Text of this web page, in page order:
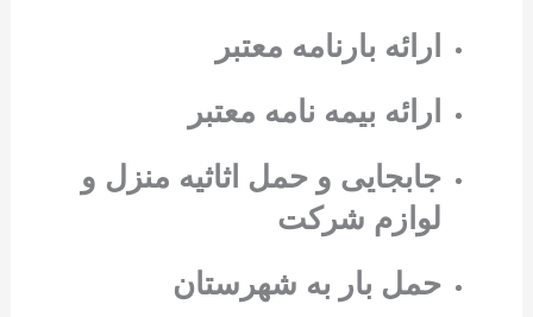
ارائه بارنامه معتبر
ارائه بیمه نامه معتبر
جابجایی و حمل اثاثیه منزل و
لوازم شرکت
حمل بار به شهرستان